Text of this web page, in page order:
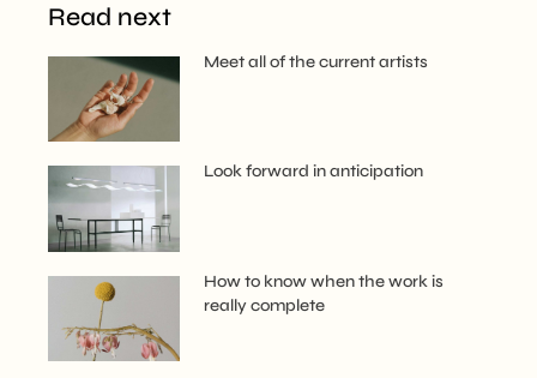
Read next
Meet all of the current artists
Look forward in anticipation
How to know when the work is
really complete